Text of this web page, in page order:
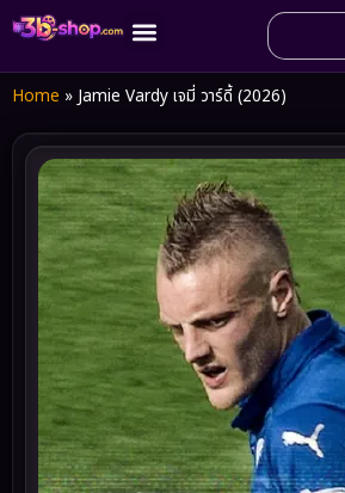
Home » Jamie Vardy เจมี่ วาร์ดี้ (2026)